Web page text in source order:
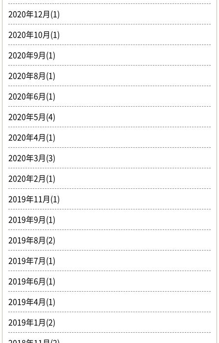
2020年12月(1)
2020年10月(1)
2020年9月(1)
2020年8月(1)
2020年6月(1)
2020年5月(4)
2020年4月(1)
2020年3月(3)
2020年2月(1)
2019年11月(1)
2019年9月(1)
2019年8月(2)
2019年7月(1)
2019年6月(1)
2019年4月(1)
2019年1月(2)